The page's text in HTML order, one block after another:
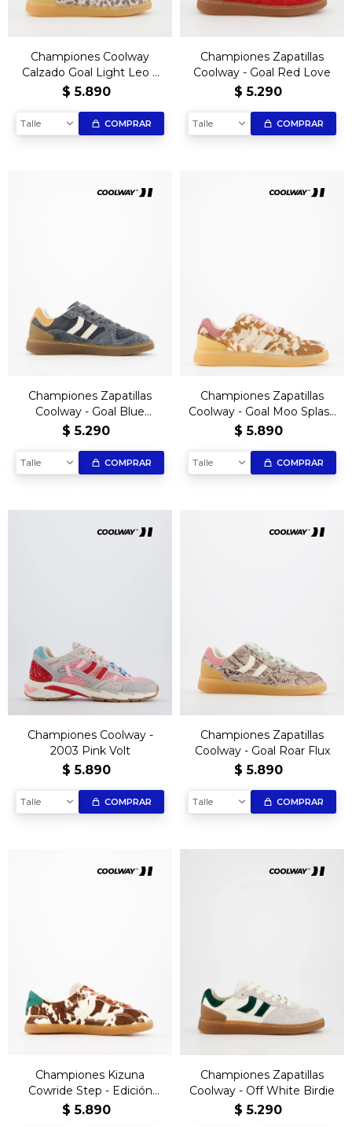
Championes Coolway
Calzado Goal Light Leo –
Edición Exclusiva
$ 5.890
Talle COMPRAR
Championes Zapatillas
Coolway - Goal Red Love
$ 5.290
Talle COMPRAR
Championes Zapatillas
Coolway - Goal Blue
Horizon
$ 5.290
Talle COMPRAR
Championes Zapatillas
Coolway - Goal Moo Splash
Edición Limitada
$ 5.890
Talle COMPRAR
Championes Coolway -
2003 Pink Volt
$ 5.890
Talle COMPRAR
Championes Zapatillas
Coolway - Goal Roar Flux
$ 5.890
Talle COMPRAR
Championes Kizuna
Cowride Step - Edición
limitada
$ 5.890
Championes Zapatillas
Coolway - Off White Birdie
$ 5.290